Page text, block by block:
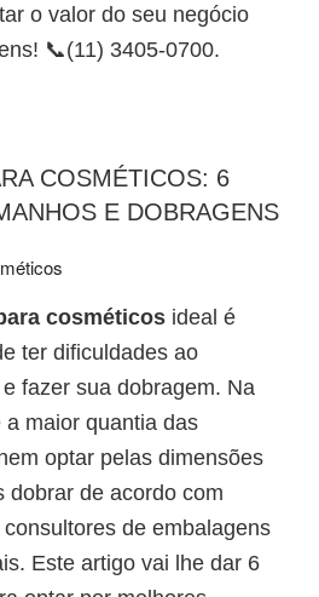
o valor do seu negócio
📞(11) 3405-0700.
COSMÉTICOS: 6
E DOBRAGENS
cosméticos ideal é
ter dificuldades ao
fazer sua dobragem. Na
maior quantia das
optar pelas dimensões
dobrar de acordo com
de embalagens
Este artigo vai lhe dar 6